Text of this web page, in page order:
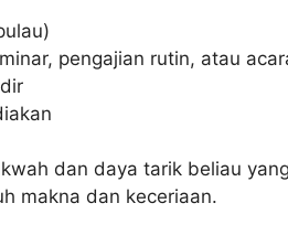
pengajian rutin, atau
dan daya tarik beliau
makna dan keceriaan.